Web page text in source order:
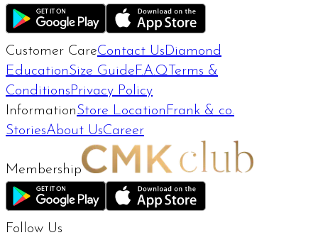
Customer CareContact Us Diamond
EducationSize Guide F.A.Q Terms &
Conditions Privacy Policy
InformationStore Location Frank & co.
StoriesAbout UsCareer
Membership
Follow Us